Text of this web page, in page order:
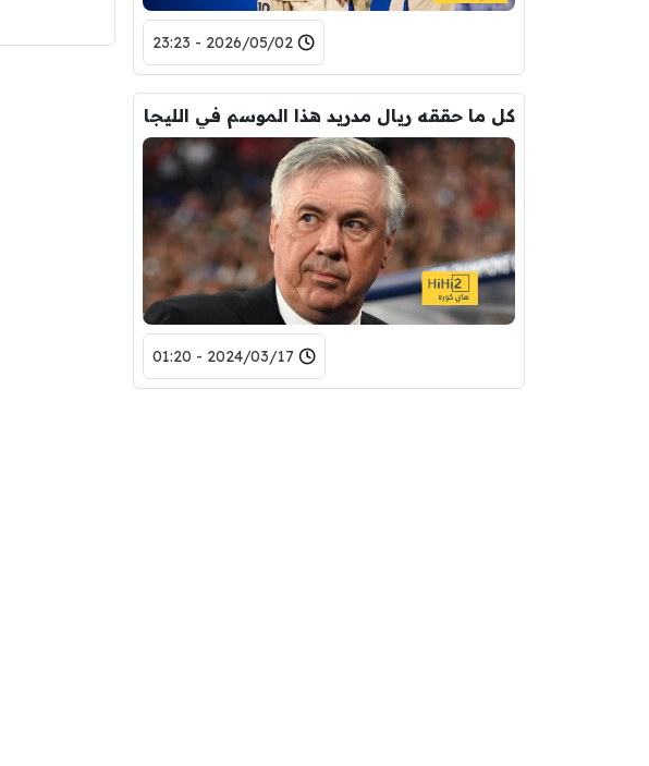
2026/05/02 - 23:23
كل ما حققه ريال مدريد هذا الموسم في الليجا
2024/03/17 - 01:20